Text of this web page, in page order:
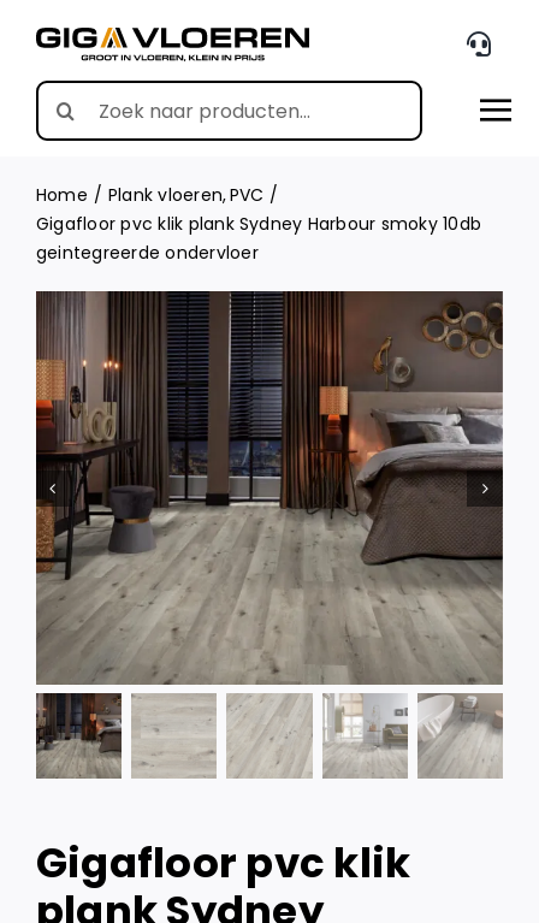
content
Search
for:
Home Plank vloeren PVC
Gigafloor pvc klik plank Sydney Harbour smoky 10db
geintegreerde ondervloer
Gigafloor pvc klik